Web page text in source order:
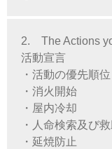
2. The Actions
活動宣言
・活動の優先順位
・消火開始
・屋内冷却
・人命検索及び
・延焼防止